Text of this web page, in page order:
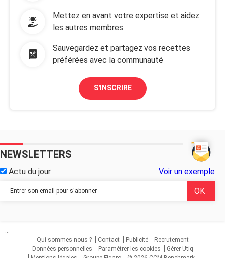
Mettez en avant votre expertise et aidez
les autres membres
Sauvegardez et partagez vos recettes
préférées avec la communauté
S'INSCRIRE
NEWSLETTERS
Actu du jour Voir un exemple
...
Qui sommes-nous ?
Contact Publicité
Recrutement
Données personnelles
Paramétrer les cookies
Gérer Utiq